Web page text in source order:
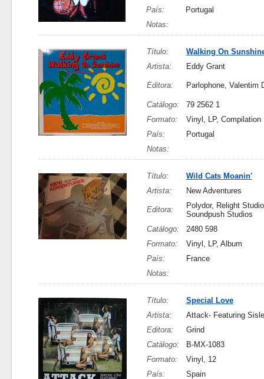
País:
Portugal
Notas:
Título:
Walking On
Artista:
Eddy Grant
Editora: Parlophone, Valentim
Catálogo:
79 2562 1
Formato:
Vinyl, LP, Compilation
País:
Portugal
Notas:
Título:
Wild Cats Moanin'
Artista:
New Adventures
Editora:
Polydor, Relight
Soundpush Studios
Catálogo:
2480 598
Formato:
Vinyl, LP, Album
País:
France
Notas:
Título:
Special Love
Artista:
Attack- Featuring
Editora:
Grind
Catálogo:
B-MX-1083
Formato:
Vinyl, 12
País:
Spain